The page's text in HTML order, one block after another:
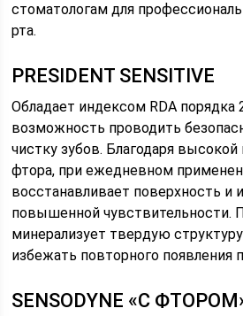
стоматологам для
рта.
PRESIDENT SENSITIVE
Обладает индексом RDA порядка
возможность проводить
чистку зубов. Благодаря
фтора, при ежедневном
восстанавливает поверхность и
повышенной чувствительности.
минерализует твердую
избежать повторного появления
SENSODYNE «С